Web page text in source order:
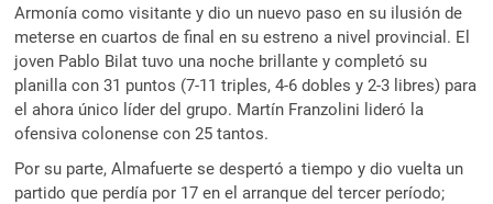
Armonía como visitante y dio un nuevo paso en su ilusión de
meterse en cuartos de final en su estreno a nivel provincial. El
joven Pablo Bilat tuvo una noche brillante y completó su
planilla con 31 puntos (7-11 triples, 4-6 dobles y 2-3 libres) para
el ahora único líder del grupo. Martín Franzolini lideró la
ofensiva colonense con 25 tantos.
Por su parte, Almafuerte se despertó a tiempo y dio vuelta un
partido que perdía por 17 en el arranque del tercer período;